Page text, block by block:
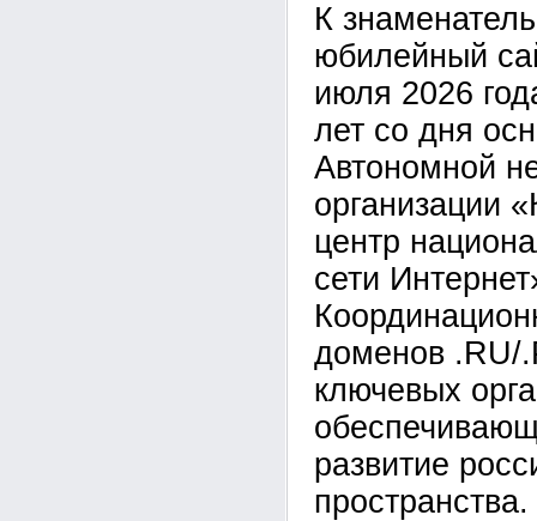
К
юбилейный
июля 2026
лет со дня
Автономной
организации
центр
сети
доменов .RU/
ключевых
развитие
пространства.